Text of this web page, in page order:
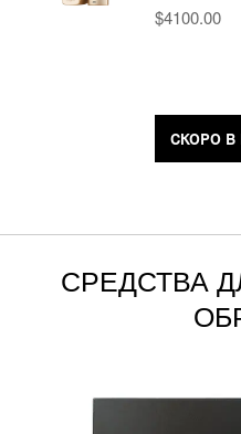
$4100.00
СКОРО
СРЕДСТВА